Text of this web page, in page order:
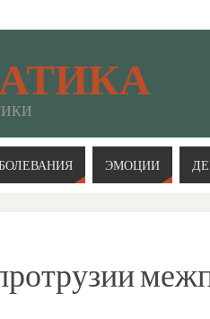
ЭМОЦИИ